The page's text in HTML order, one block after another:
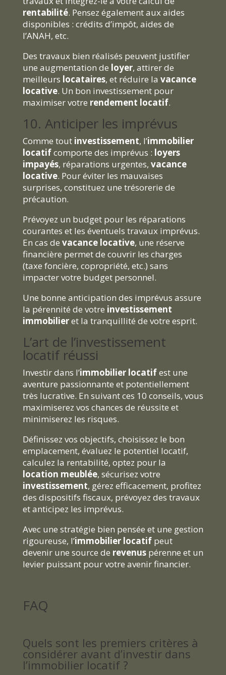
rentabilité. Pensez également aux aides
disponibles : crédits d’impôt, aides de
l’ANAH, etc.
Des travaux bien réalisés peuvent justifier
une augmentation de loyer, attirer de
meilleurs locataires, et réduire la vacance
locative. Un bon investissement pour
maximiser votre rendement locatif.
10. Anticiper les imprévus
Comme tout investissement, l’immobilier
locatifcomporte des imprévus : loyers
impayés, réparations urgentes, vacance
locative. Pour éviter les mauvaises
surprises, constituez une trésorerie de
précaution.
Prévoyez un budget pour les réparations
courantes et les éventuels travaux imprévus.
En cas de vacance locative, une réserve
financière permet de couvrir les charges
(taxe foncière, copropriété, etc.) sans
impacter votre budget personnel.
Une bonne anticipation des imprévus assure
la pérennité de votre investissement
immobilieret la tranquillité de votre esprit.
L’art de l’investissement
locatif réussi
Investir dans l’immobilier locatifest une
aventure passionnante et potentiellement
très lucrative. En suivant ces 10 conseils, vous
maximiserez vos chances de réussite et
minimiserez les risques.
Définissez vos objectifs, choisissez le bon
emplacement, évaluez le potentiel locatif,
calculez la rentabilité, optez pour la
location meublée, sécurisez votre
investissement, gérez efficacement, profitez
des dispositifs fiscaux, prévoyez des travaux
et anticipez les imprévus.
Avec une stratégie bien pensée et une gestion
rigoureuse, l’immobilier locatifpeut
devenir une source de revenuspérenne et un
levier puissant pour votre avenir financier.
FAQ
Quels sont les premiers critères à
considérer avant d’investir dans
l’immobilier locatif ?